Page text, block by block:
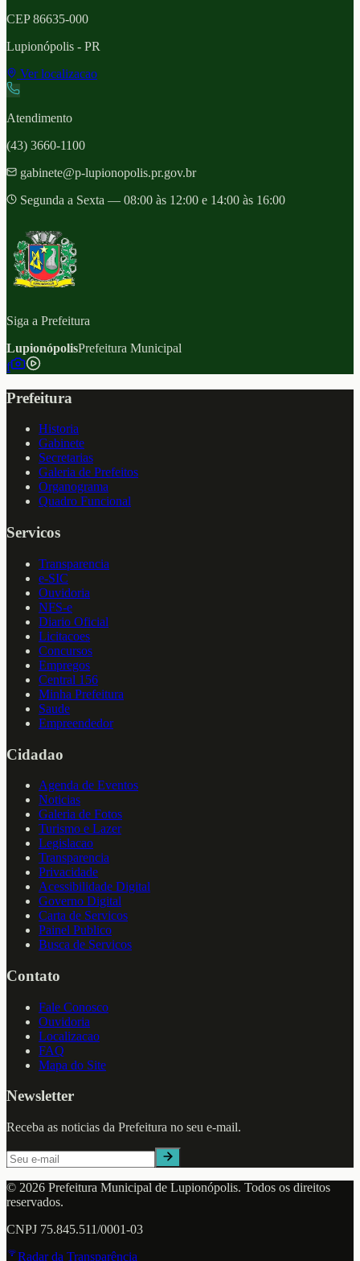
CEP86635-000
Lupionópolis - PR
Ver localizacao
Atendimento
(43) 3660-1100
gabinete@p-lupionopolis.pr.gov.br
Segunda a Sexta — 08:00 às 12:00 e 14:00 às 16:00
Siga a Prefeitura
LupionópolisPrefeitura Municipal
f
Prefeitura
Historia
Gabinete
Secretarias
Galeria de Prefeitos
Organograma
Quadro Funcional
Servicos
Transparencia
e-SIC
Ouvidoria
NFS-e
Diario Oficial
Licitacoes
Concursos
Empregos
Central 156
Minha Prefeitura
Saude
Empreendedor
Cidadao
Agenda de Eventos
Noticias
Galeria de Fotos
Turismo e Lazer
Legislacao
Transparencia
Privacidade
Acessibilidade Digital
Governo Digital
Carta de Servicos
Painel Publico
Busca de Servicos
Contato
Fale Conosco
Ouvidoria
Localizacao
FAQ
Mapa do Site
Newsletter
Receba as noticias da Prefeitura no seu e-mail.
© 2026 Prefeitura Municipal de Lupionópolis. Todos os direitos
reservados.
CNPJ 75.845.511/0001-03
Radar da Transparência